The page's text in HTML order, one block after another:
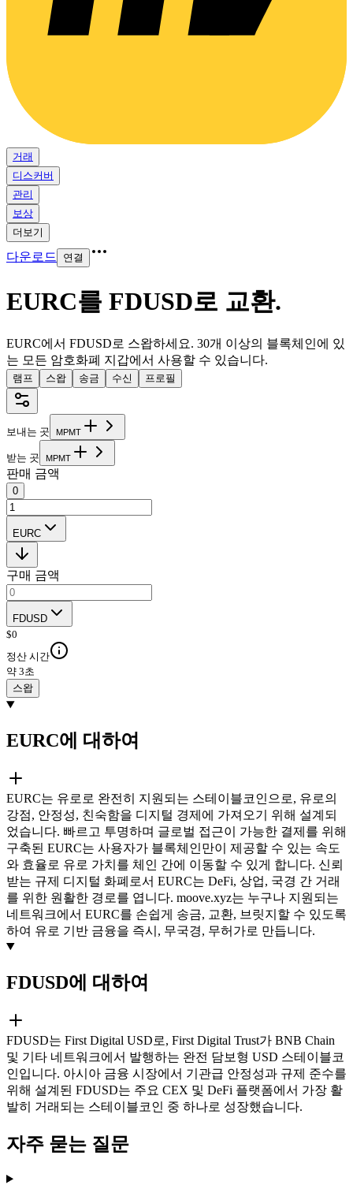
거래
디스커버
관리
보상
더보기
다운로드 연결
EURC를 FDUSD로 교환.
EURC에서 FDUSD로 스왑하세요. 30개 이상의 블록체인에 있
는 모든 암호화폐 지갑에서 사용할 수 있습니다.
램프 스왑 송금 수신 프로필
보내는 곳 MPMT
받는 곳 MPMT
판매 금액
0
EURC
구매 금액
FDUSD
$0
정산 시간
약 3초
스왑
EURC에 대하여
EURC는 유로로 완전히 지원되는 스테이블코인으로, 유로의
강점, 안정성, 친숙함을 디지털 경제에 가져오기 위해 설계되
었습니다. 빠르고 투명하며 글로벌 접근이 가능한 결제를 위해
구축된 EURC는 사용자가 블록체인만이 제공할 수 있는 속도
와 효율로 유로 가치를 체인 간에 이동할 수 있게 합니다. 신뢰
받는 규제 디지털 화폐로서 EURC는 DeFi, 상업, 국경 간 거래
를 위한 원활한 경로를 엽니다. moove.xyz는 누구나 지원되는
네트워크에서 EURC를 손쉽게 송금, 교환, 브릿지할 수 있도록
하여 유로 기반 금융을 즉시, 무국경, 무허가로 만듭니다.
FDUSD에 대하여
FDUSD는 First Digital USD로, First Digital Trust가 BNB Chain
및 기타 네트워크에서 발행하는 완전 담보형 USD 스테이블코
인입니다. 아시아 금융 시장에서 기관급 안정성과 규제 준수를
위해 설계된 FDUSD는 주요 CEX 및 DeFi 플랫폼에서 가장 활
발히 거래되는 스테이블코인 중 하나로 성장했습니다.
자주 묻는 질문